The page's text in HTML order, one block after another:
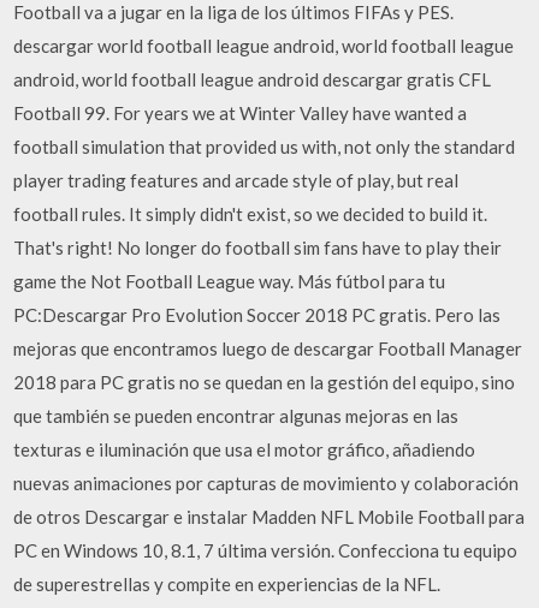
Football va a jugar en la liga de los últimos FIFAs y PES.
descargar world football league android, world football league
android, world football league android descargar gratis CFL
Football 99. For years we at Winter Valley have wanted a
football simulation that provided us with, not only the standard
player trading features and arcade style of play, but real
football rules. It simply didn't exist, so we decided to build it.
That's right! No longer do football sim fans have to play their
game the Not Football League way. Más fútbol para tu
PC:Descargar Pro Evolution Soccer 2018 PC gratis. Pero las
mejoras que encontramos luego de descargar Football Manager
2018 para PC gratis no se quedan en la gestión del equipo, sino
que también se pueden encontrar algunas mejoras en las
texturas e iluminación que usa el motor gráfico, añadiendo
nuevas animaciones por capturas de movimiento y colaboración
de otros Descargar e instalar Madden NFL Mobile Football para
PC en Windows 10, 8.1, 7 última versión. Confecciona tu equipo
de superestrellas y compite en experiencias de la NFL.